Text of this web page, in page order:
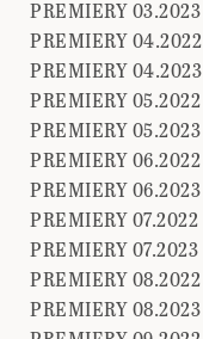
PREMIERY 03.2023
PREMIERY 04.2022
PREMIERY 04.2023
PREMIERY 05.2022
PREMIERY 05.2023
PREMIERY 06.2022
PREMIERY 06.2023
PREMIERY 07.2022
PREMIERY 07.2023
PREMIERY 08.2022
PREMIERY 08.2023